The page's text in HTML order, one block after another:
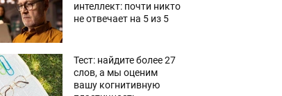
интеллект: почти никто
не отвечает на 5 из 5
Тест: найдите более 27
слов, а мы оценим
вашу когнитивную